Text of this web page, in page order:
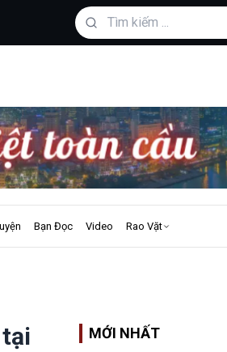
Bạn Đọc Video Rao Vặt
MỚI NHẤT